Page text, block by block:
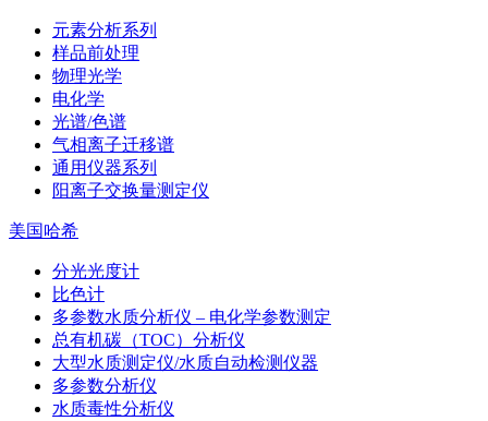
元素分析系列
样品前处理
物理光学
电化学
光谱/色谱
气相离子迁移谱
通用仪器系列
阳离子交换量测定仪
美国哈希
分光光度计
比色计
多参数水质分析仪 – 电化学参数测定
总有机碳（TOC）分析仪
大型水质测定仪/水质自动检测仪器
多参数分析仪
水质毒性分析仪